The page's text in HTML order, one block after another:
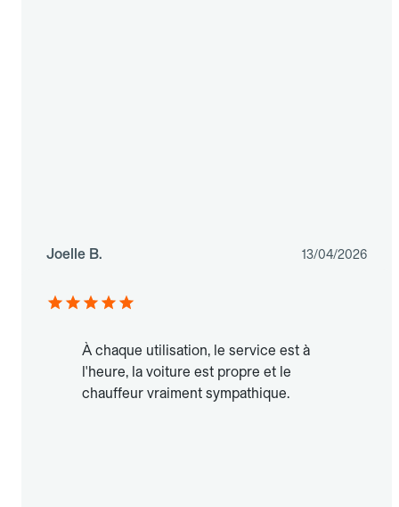
Joelle B. 13/04/2026
À chaque utilisation, le service est à
l'heure, la voiture est propre et le
chauffeur vraiment sympathique.